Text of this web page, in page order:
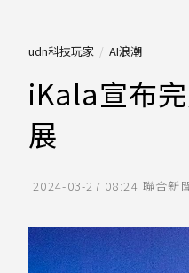
udn科技玩家 AI浪潮
iKala宣布
展
2024-03-27 08:24 聯合新